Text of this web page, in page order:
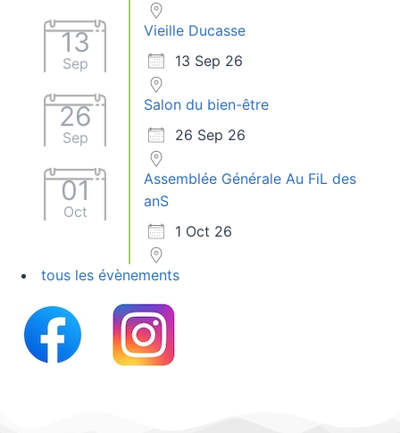
13
Sep
Vieille Ducasse
13 Sep 26
26
Sep
Salon du bien-être
26 Sep 26
01
Oct
Assemblée Générale Au FiL des
anS
1 Oct 26
tous les évènements